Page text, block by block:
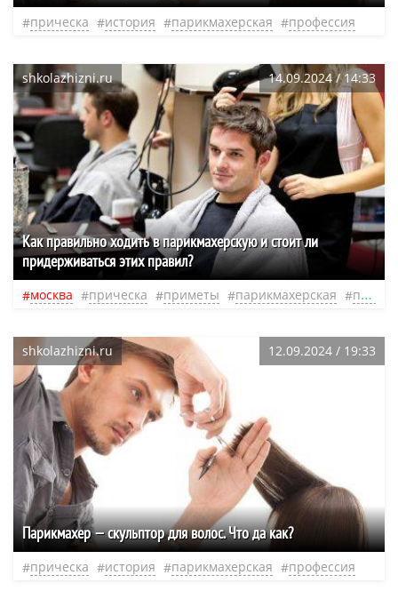
прическа история парикмахерская профессия
shkolazhizni.ru 14.09.2024 / 14:33
Как правильно ходить в парикмахерскую и стоит ли
придерживаться этих правил?
москва прическа приметы парикмахерская проза
shkolazhizni.ru 12.09.2024 / 19:33
Парикмахер — скульптор для волос. Что да как?
прическа история парикмахерская профессия